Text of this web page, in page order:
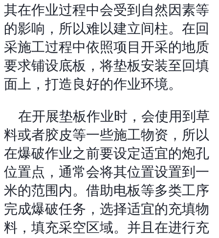
其在作业过程中会受到自然因素等
的影响，所以难以建立间柱。在回
采施工过程中依照项目开采的地质
要求铺设底板，将垫板安装至回填
面上，打造良好的作业环境。
在开展垫板作业时，会使用到草
料或者胶皮等一些施工物资，所以
在爆破作业之前要设定适宜的炮孔
位置点，通常会将其位置设置到一
米的范围内。借助电板等多类工序
完成爆破任务，选择适宜的充填物
料，填充采空区域。并且在进行充